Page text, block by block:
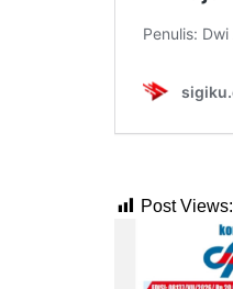
Post Views: